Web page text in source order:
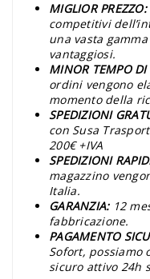
MIGLIOR PREZZO:
competitivi
una vasta
vantaggiosi.
MINOR TEMPO
ordini vengono
momento della
SPEDIZIONI
con Susa
200€ +IVA
SPEDIZIONI
magazzino
Italia.
GARANZIA: 12
fabbricazione.
PAGAMENTO
Sofort, possiamo
sicuro attivo 24h